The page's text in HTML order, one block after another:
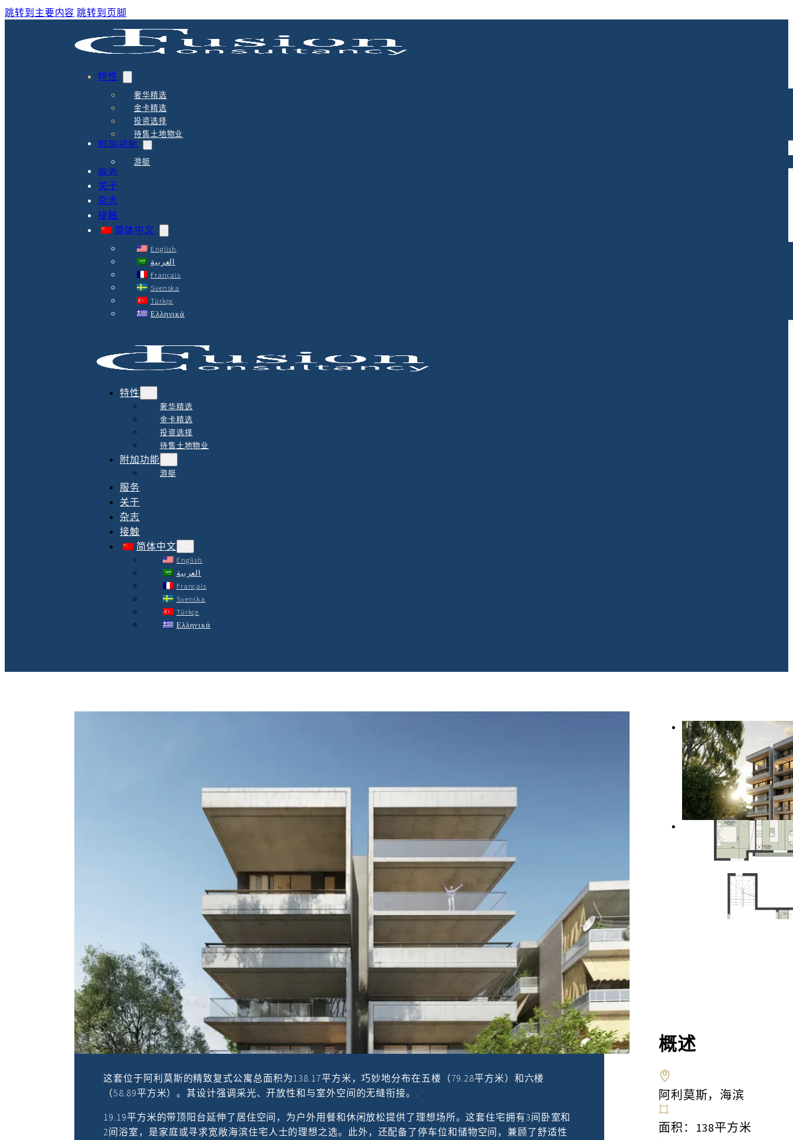
跳转到主要内容 跳转到页脚
特性
奢华精选
金卡精选
投资选择
待售土地物业
附加功能
游艇
服务
关于
杂志
接触
简体中文
English
العربية
Français
Svenska
Türkçe
Ελληνικά
特性
奢华精选
金卡精选
投资选择
待售土地物业
附加功能
游艇
服务
关于
杂志
接触
简体中文
English
العربية
Français
Svenska
Türkçe
Ελληνικά
位于阿利莫斯里维埃拉住宅区的5-6楼复式公
寓，带阳台
描述 1,247,000 €
这套位于阿利莫斯的精致复式公寓总面积为138.17平方米，巧妙地分布在五楼（79.28平方米）和六楼
（58.89平方米）。其设计强调采光、开放性和与室外空间的无缝衔接。.
19.19平方米的带顶阳台延伸了居住空间，为户外用餐和休闲放松提供了理想场所。这套住宅拥有3间卧室和
2间浴室，是家庭或寻求宽敞海滨住宅人士的理想之选。此外，还配备了停车位和储物空间，兼顾了舒适性
概述
阿利莫斯，海滨
面积：138平方米